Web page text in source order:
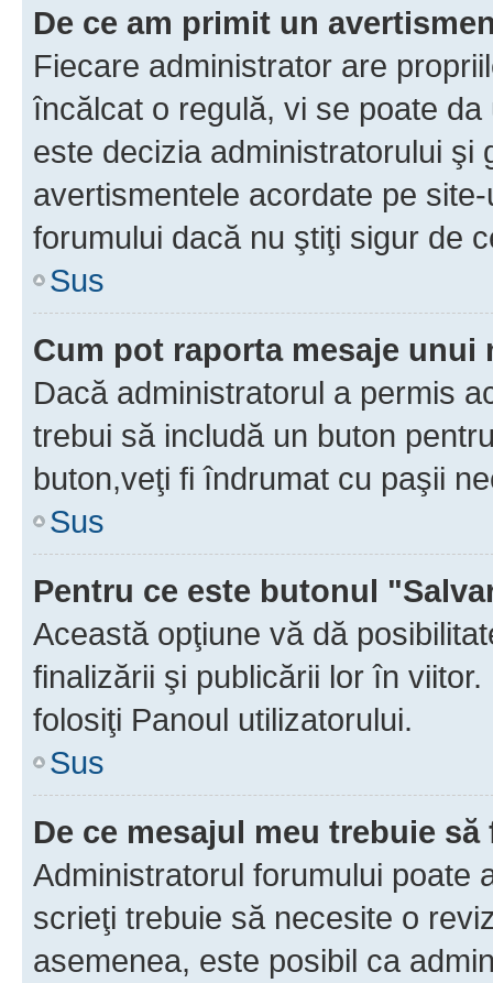
De ce am primit un
Fiecare administrator are
încălcat o regulă, vi se poate
este decizia administratorului şi
avertismentele acordate pe
forumului dacă nu ştiţi sigur de
Sus
Cum pot raporta mesaje unui
Dacă administratorul a permis
trebui să includă un buton
buton,veţi fi îndrumat cu paşii
Sus
Pentru ce este butonul
Această opţiune vă dă
finalizării şi publicării lor în
folosiţi Panoul utilizatorului.
Sus
De ce mesajul meu trebuie
Administratorul forumului poate
scrieţi trebuie să necesite o
asemenea, este posibil ca